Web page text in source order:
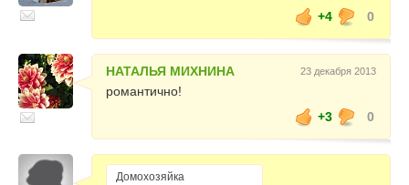
+4
0
НАТАЛЬЯ МИХНИНА 23 декабря 2013
романтично!
+3
0